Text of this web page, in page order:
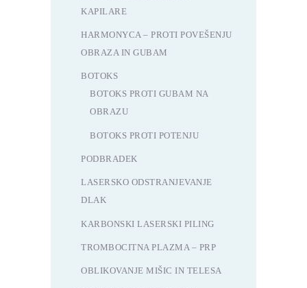
KAPILARE
HARMONYCA – PROTI POVEŠENJU
OBRAZA IN GUBAM
BOTOKS
BOTOKS PROTI GUBAM NA
OBRAZU
BOTOKS PROTI POTENJU
PODBRADEK
LASERSKO ODSTRANJEVANJE
DLAK
KARBONSKI LASERSKI PILING
TROMBOCITNA PLAZMA – PRP
OBLIKOVANJE MIŠIC IN TELESA